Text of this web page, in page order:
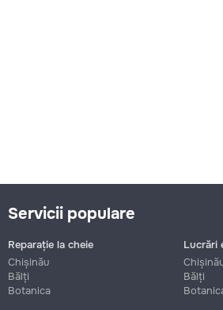
Servicii populare
Reparație la cheie
Chișinău
Bălți
Botanica
Lucrări
Bălți